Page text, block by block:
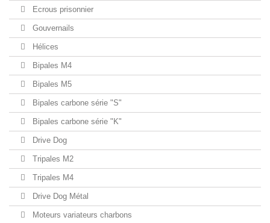
Ecrous prisonnier
Gouvernails
Hélices
Bipales M4
Bipales M5
Bipales carbone série "S"
Bipales carbone série "K"
Drive Dog
Tripales M2
Tripales M4
Drive Dog Métal
Moteurs variateurs charbons